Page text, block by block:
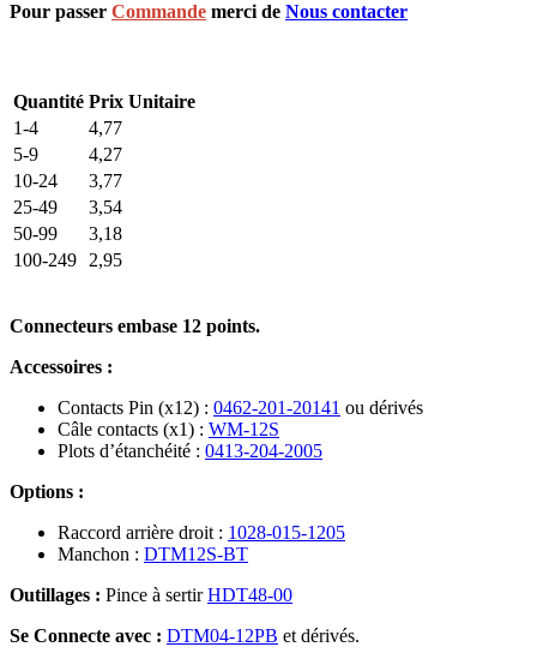
Pour passer Commande merci de Nous contacter
Quantité Prix Unitaire
1-4
4,77
5-9
4,27
10-24
3,77
25-49
3,54
50-99
3,18
100-249 2,95
Connecteurs embase 12 points.
Accessoires :
Contacts Pin (x12) : 0462-201-20141 ou dérivés
Câle contacts (x1) : WM-12S
Plots d’étanchéité : 0413-204-2005
Options :
Raccord arrière droit : 1028-015-1205
Manchon : DTM12S-BT
Outillages : Pince à sertirHDT48-00
Se Connecte avec : DTM04-12PB et dérivés.